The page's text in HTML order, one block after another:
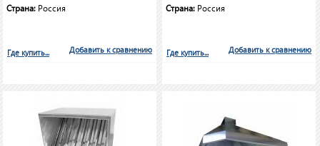
Страна: Россия
Добавить к сравнению
Где купить...
Страна: Россия
Добавить к сравнению
Где купить...